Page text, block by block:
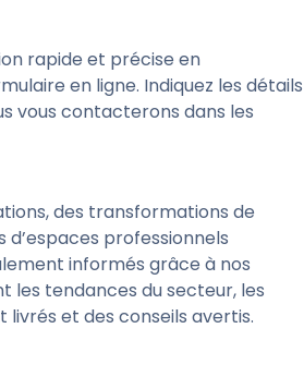
rapide et précise en
en ligne. Indiquez les détails
vous contacterons dans les
des transformations de
d’espaces professionnels
informés grâce à nos
les tendances du secteur, les
et des conseils avertis.